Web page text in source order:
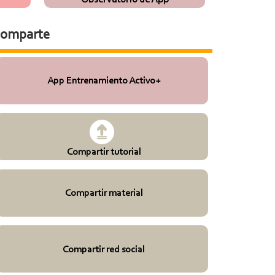
App Entrenamiento Activo+
Compartir tutorial
Compartir material
Compartir red social